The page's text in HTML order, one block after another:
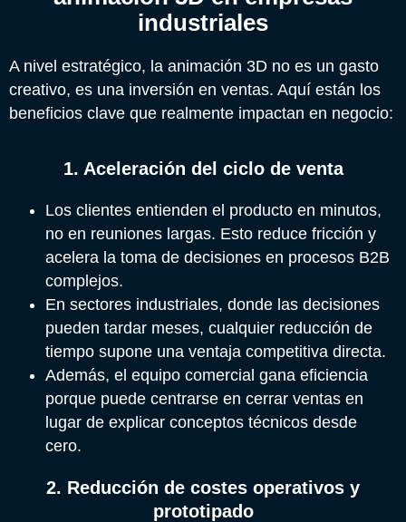
industriales
A nivel estratégico, la animación 3D no es un gasto
creativo, es una inversión en ventas. Aquí están los
beneficios clave que realmente impactan en negocio:
1. Aceleración del ciclo de venta
Los clientes entienden el producto en minutos,
no en reuniones largas. Esto reduce fricción y
acelera la toma de decisiones en procesos B2B
complejos.
En sectores industriales, donde las decisiones
pueden tardar meses, cualquier reducción de
tiempo supone una ventaja competitiva directa.
Además, el equipo comercial gana eficiencia
porque puede centrarse en cerrar ventas en
lugar de explicar conceptos técnicos desde
cero.
2. Reducción de costes operativos y
prototipado